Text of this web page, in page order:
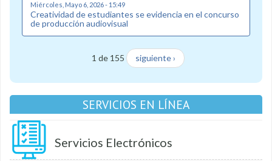
Miércoles, Mayo 6, 2026 - 15:49
Creatividad de estudiantes se evidencia en el concurso
de producción audiovisual
1 de 155 siguiente ›
SERVICIOS EN LÍNEA
Servicios Electrónicos